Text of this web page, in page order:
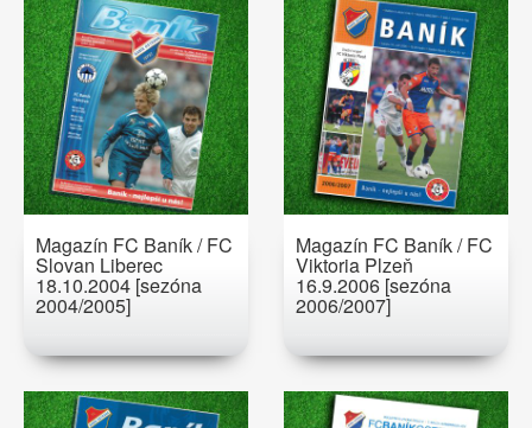
Magazín FC Baník / FC
Slovan Liberec
18.10.2004 [sezóna
2004/2005]
Magazín FC Baník / FC
Viktoria Plzeň
16.9.2006 [sezóna
2006/2007]